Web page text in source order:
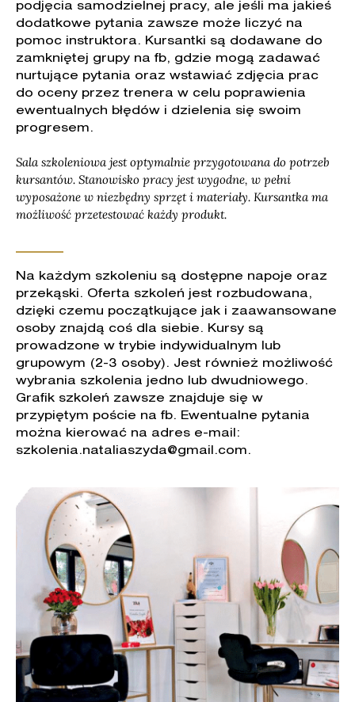
podjęcia samodzielnej pracy, ale jeśli ma jakieś
dodatkowe pytania zawsze może liczyć na
pomoc instruktora. Kursantki są dodawane do
zamkniętej grupy na fb, gdzie mogą zadawać
nurtujące pytania oraz wstawiać zdjęcia prac
do oceny przez trenera w celu poprawienia
ewentualnych błędów i dzielenia się swoim
progresem.
Sala szkoleniowa jest optymalnie przygotowana do potrzeb
kursantów. Stanowisko pracy jest wygodne, w pełni
wyposażone w niezbędny sprzęt i materiały. Kursantka ma
możliwość przetestować każdy produkt.
Na każdym szkoleniu są dostępne napoje oraz
przekąski. Oferta szkoleń jest rozbudowana,
dzięki czemu początkujące jak i zaawansowane
osoby znajdą coś dla siebie. Kursy są
prowadzone w trybie indywidualnym lub
grupowym (2-3 osoby). Jest również możliwość
wybrania szkolenia jedno lub dwudniowego.
Grafik szkoleń zawsze znajduje się w
przypiętym poście na fb. Ewentualne pytania
można kierować na adres e-mail:
szkolenia.nataliaszyda@gmail.com.